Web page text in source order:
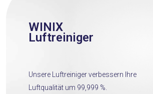
WINIX
Luftreiniger
Unsere Luftreiniger verbessern Ihre
Luftqualität um 99,999 %.